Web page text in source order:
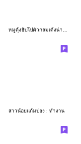
หมูดุ้งฮิปโปตัวกลมเด้งน่ารัก
สาวน้อยแก้มป่อง : ทำงาน